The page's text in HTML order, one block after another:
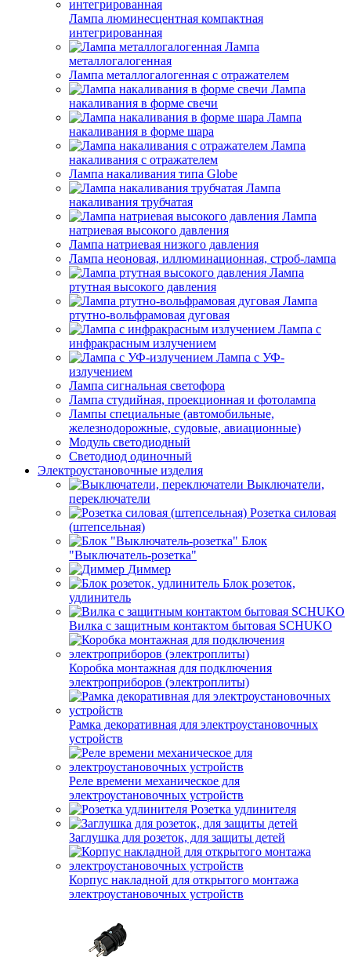
Лампа люминесцентная компактная
интегрированная
Лампа
металлогалогенная
Лампа металлогалогенная с отражателем
Лампа
накаливания в форме свечи
Лампа
накаливания в форме шара
Лампа
накаливания с отражателем
Лампа накаливания типа Globe
Лампа
накаливания трубчатая
Лампа
натриевая высокого давления
Лампа натриевая низкого давления
Лампа неоновая, иллюминационная, строб-лампа
Лампа
ртутная высокого давления
Лампа
ртутно-вольфрамовая дуговая
Лампа с
инфракрасным излучением
Лампа с УФ-
излучением
Лампа сигнальная светофора
Лампа студийная, проекционная и фотолампа
Лампы специальные (автомобильные,
железнодорожные, судовые, авиационные)
Модуль светодиодный
Светодиод одиночный
Электроустановочные изделия
Выключатели,
переключатели
Розетка силовая
(штепсельная)
Блок
"Выключатель-розетка"
Диммер
Блок розеток,
удлинитель
Вилка с защитным контактом бытовая SCHUKO
Коробка монтажная для подключения
электроприборов (электроплиты)
Рамка декоративная для электроустановочных
устройств
Реле времени механическое для
электроустановочных устройств
Розетка удлинителя
Заглушка для розеток, для защиты детей
Корпус накладной для открытого монтажа
электроустановочных устройств